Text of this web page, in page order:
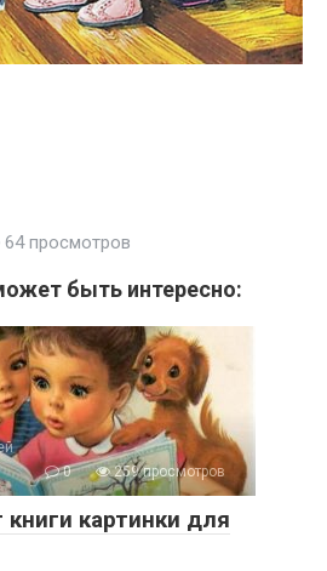
64 просмотров
быть интересно:
0
259 просмотров
картинки для